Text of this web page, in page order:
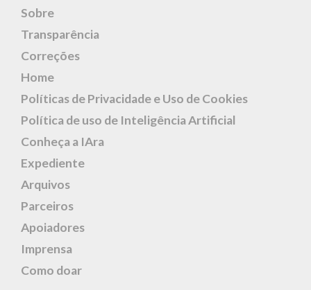
Sobre
Transparência
Correções
Home
Políticas de Privacidade e Uso de Cookies
Política de uso de Inteligência Artificial
Conheça a IAra
Expediente
Arquivos
Parceiros
Apoiadores
Imprensa
Como doar